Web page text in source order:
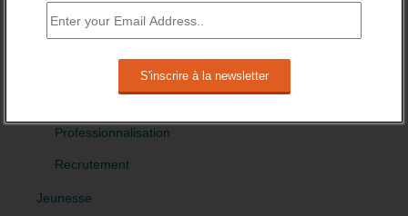
Formation et recrutement
Apprentissage
Professionnalisation
Recrutement
Jeunesse